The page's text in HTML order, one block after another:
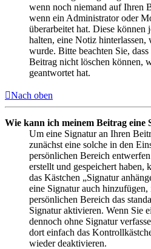
wenn noch niemand auf Ihren
wenn ein Administrator oder
überarbeitet hat. Diese können
halten, eine Notiz
wurde. Bitte beachten Sie,
Beitrag nicht löschen können,
geantwortet hat.
Nach oben
Wie kann ich meinem Beitrag eine
Um eine Signatur an Ihren
zunächst eine solche in den
persönlichen Bereich
erstellt und gespeichert haben,
das Kästchen „Signatur
eine Signatur auch
persönlichen Bereich das
Signatur aktivieren. Wenn Sie
dennoch ohne Signatur
dort einfach das
wieder deaktivieren.